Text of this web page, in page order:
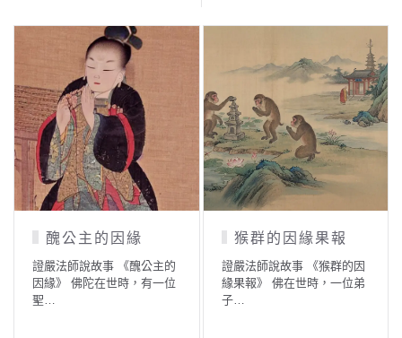
醜公主的因緣
證嚴法師說故事 《醜公主的
因緣》 佛陀在世時，有一位
聖…
猴群的因緣果報
證嚴法師說故事 《猴群的因
緣果報》 佛在世時，一位弟
子…